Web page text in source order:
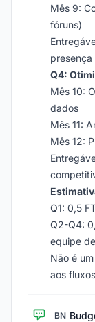
Mês 9:
fóruns)
Q4:
Mês 10:
dados
Mês 11:
Mês 12:
Q1: 0,5
Q2-Q4:
equipe
Não é
aos
BN